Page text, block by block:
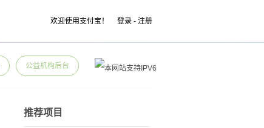
欢迎使用支付宝！ 登录 - 注册
公益机构后台
推荐项目